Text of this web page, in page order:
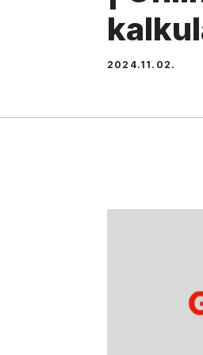
2024.11.02.